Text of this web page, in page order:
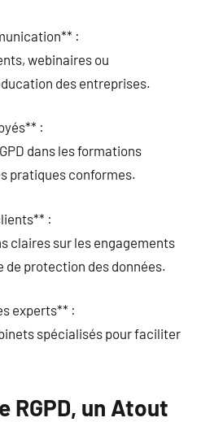
:
webinaires ou
des entreprises.
:
dans les formations
pratiques conformes.
:
claires sur les engagements
de protection des données.
experts** :
spécialisés pour faciliter
RGPD, un Atout